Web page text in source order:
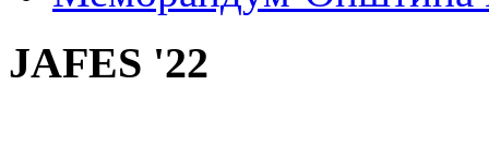
JAFES '22